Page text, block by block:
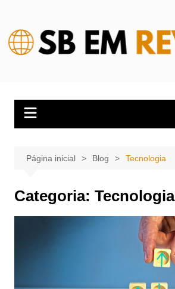
conteúdo
Página inicial Blog Tecnologia
Categoria: Tecnologia